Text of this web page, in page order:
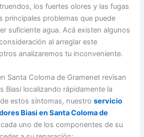
los fuertes olores y las fugas
principales problemas que puede
suficiente agua. Acá existen algunos
al arreglar este
analizaremos tu inconveniente.
Santa Coloma de Gramenet revisan
Biasi localizando rápidamente la
estos síntomas, nuestroservicio
Biasi en Santa Coloma de
uno de los componentes de su